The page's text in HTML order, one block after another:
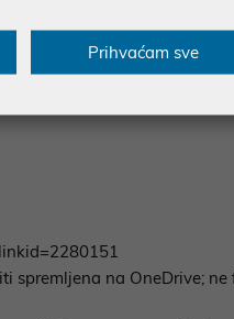
na OneDrive;
Prihvaćam sve